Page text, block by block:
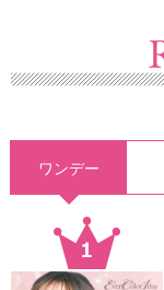
ワンデー